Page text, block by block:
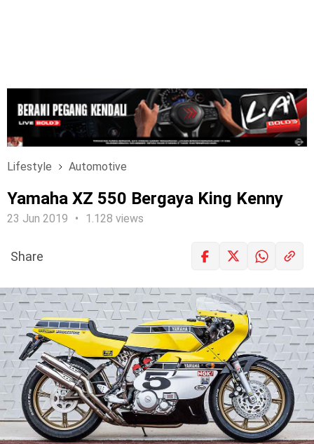
Lifestyle Automotive
Yamaha XZ 550 Bergaya King Kenny
23 Jun 2019 1.128 views
LOGIN
Share